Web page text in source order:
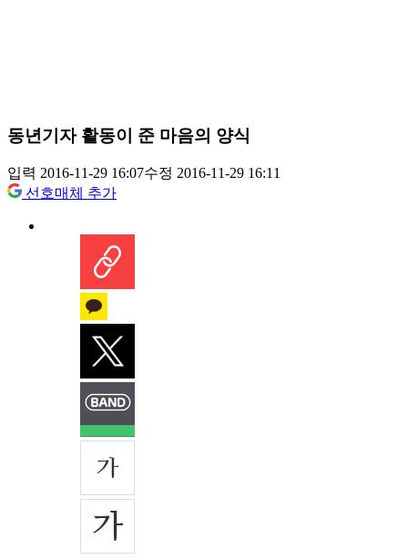
동년기자 활동이 준 마음의 양식
입력 2016-11-29 16:07수정 2016-11-29 16:11
선호매체 추가